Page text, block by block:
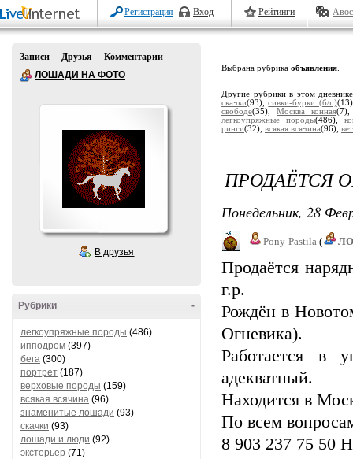
Регистрация Вход Рейтинги
Записи Друзья
Комментарии
ЛОШАДИ НА ФОТО
В друзья
-
Рубрики
легкоупряжные породы (486)
ипподром (397)
бега (300)
портрет (187)
верховые породы (159)
всякая всячина (96)
знаменитые лошади (93)
скачки (93)
лошади и люди (92)
экстерьер (71)
Выбрана рубрика объявления
Другие рубрики в этом
скачки(93),сивки-бурки (б/п)
свободе(35), Москва конная
легкоупряжные породы(486),
ринги(32), всякая всячина(96),
ПРОДАЁТСЯ
Понедельник, 28
Pony-Pastila (
Продаётся
г.р.
Рождён в
Огневика).
Работается в
адекватный.
Находится в
По всем
8 903 237 75 50